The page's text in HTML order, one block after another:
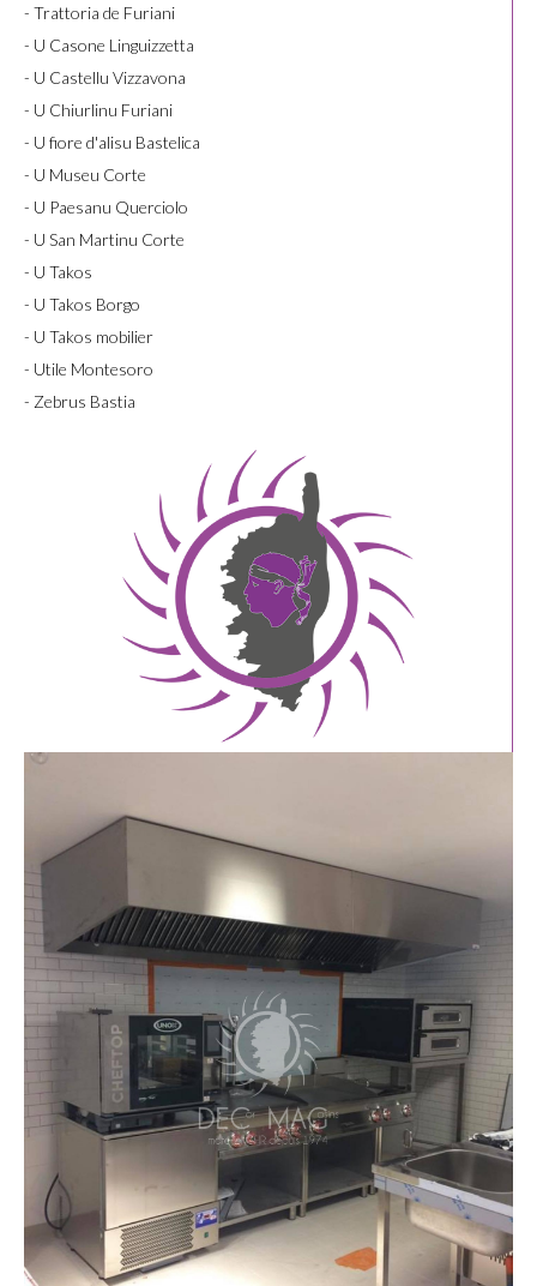
- Trattoria de Furiani
- U Casone Linguizzetta
- U Castellu Vizzavona
- U Chiurlinu Furiani
- U fiore d'alisu Bastelica
- U Museu Corte
- U Paesanu Querciolo
- U San Martinu Corte
- U Takos
- U Takos Borgo
- U Takos mobilier
- Utile Montesoro
- Zebrus Bastia